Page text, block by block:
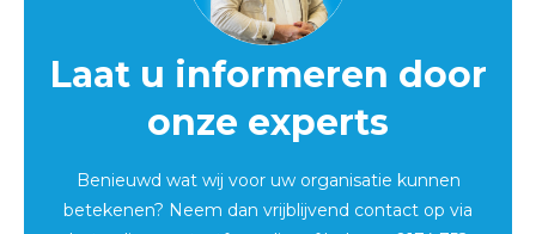
Laat u informeren door
onze experts
Benieuwd wat wij voor uw organisatie kunnen
betekenen? Neem dan vrijblijvend contact op via